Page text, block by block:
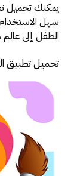
يمكنك تحميل
سهل
الطفل إلى عالم
تحميل تطبيق